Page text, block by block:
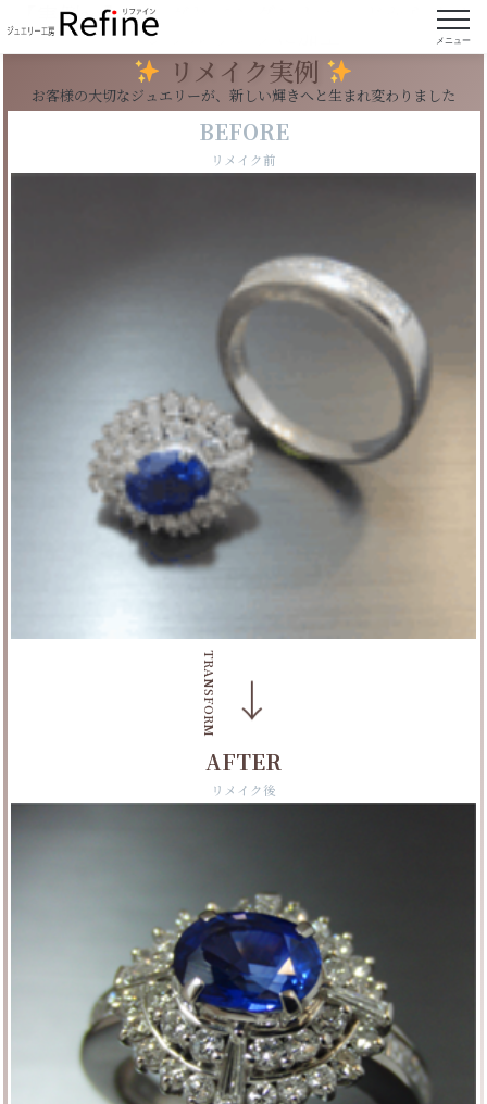
メニュー
【実例30】リングとペンダントヘッドからオリ
ジナルリングに加工
リメイク実例
お客様の大切なジュエリーが、新しい輝きへと生まれ変わりました
BEFORE
リメイク前
→
TRANSFORM
AFTER
リメイク後